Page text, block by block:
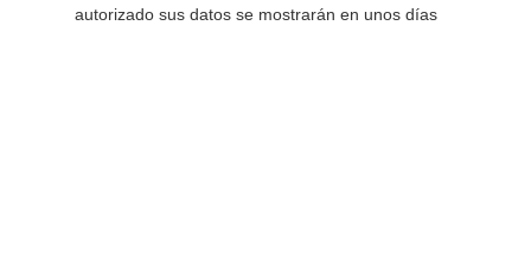
autorizado sus datos se mostrarán en unos días